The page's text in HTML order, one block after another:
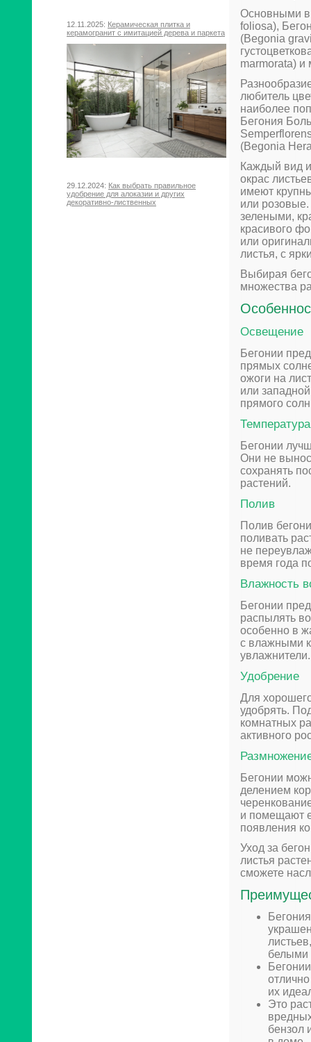
12.11.2025: Керамическая плитка и
керамогранит с имитацией дерева и паркета
29.12.2024: Как выбрать правильное
удобрение для алоказии и других
декоративно-лиственных
Основными
foliosa),
(Begonia
marmorata) и
любитель
наиболее
Бегония
(Begonia
Каждый вид
окрас
имеют
или
зелеными,
красивого
или
листья, с
Выбирая
множества
Освещение
Бегонии
прямых
ожоги на
или
прямого
Температура
Бегонии
Они не
сохранять
растений.
Полив
Полив
поливать
не
время года
Влажность
Бегонии
распылять
особенно в
с влажными
увлажнители.
Удобрение
Для
удобрять.
комнатных
активного
Бегонии
делением
и помещают
появления
Уход за
листья
сможете
белыми
их
Это
бензол